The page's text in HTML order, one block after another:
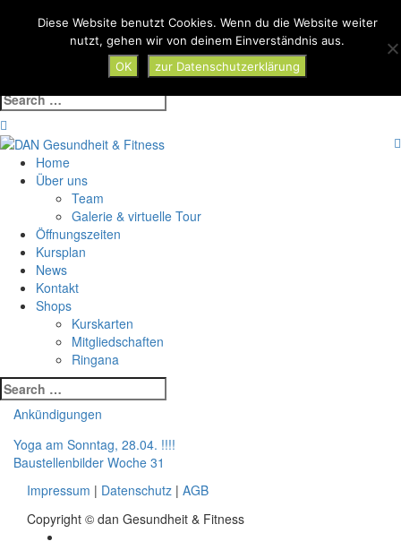
Toggle
Search
for:
Home
Über uns
Team
Galerie & virtuelle Tour
Öffnungszeiten
Kursplan
News
Kontakt
Shops
Kurskarten
Mitgliedschaften
Ringana
Search
for:
Ankündigungen
Beitragsnavigation
Yoga am Sonntag, 28.04. !!!!
Baustellenbilder Woche 31
Impressum | Datenschutz | AGB
Copyright © dan Gesundheit & Fitness
Diese Website benutzt Cookies. Wenn du die Website weiter
nutzt, gehen wir von deinem Einverständnis aus.
OK
zur Datenschutzerklärung